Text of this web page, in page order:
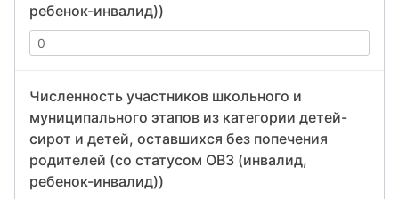
ребенок-инвалид))
Численность участников школьного и
муниципального этапов из категории детей-
сирот и детей, оставшихся без попечения
родителей (со статусом ОВЗ (инвалид,
ребенок-инвалид))